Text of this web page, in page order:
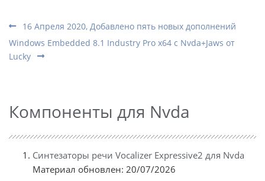
16 Апреля 2020, Добавлено пять новых дополнений
Windows Embedded 8.1 Industry Pro x64 с Nvda+Jaws от
Lucky
Компоненты для Nvda
Синтезаторы речи Vocalizer Expressive2 для Nvda
Материал обновлен: 20/07/2026